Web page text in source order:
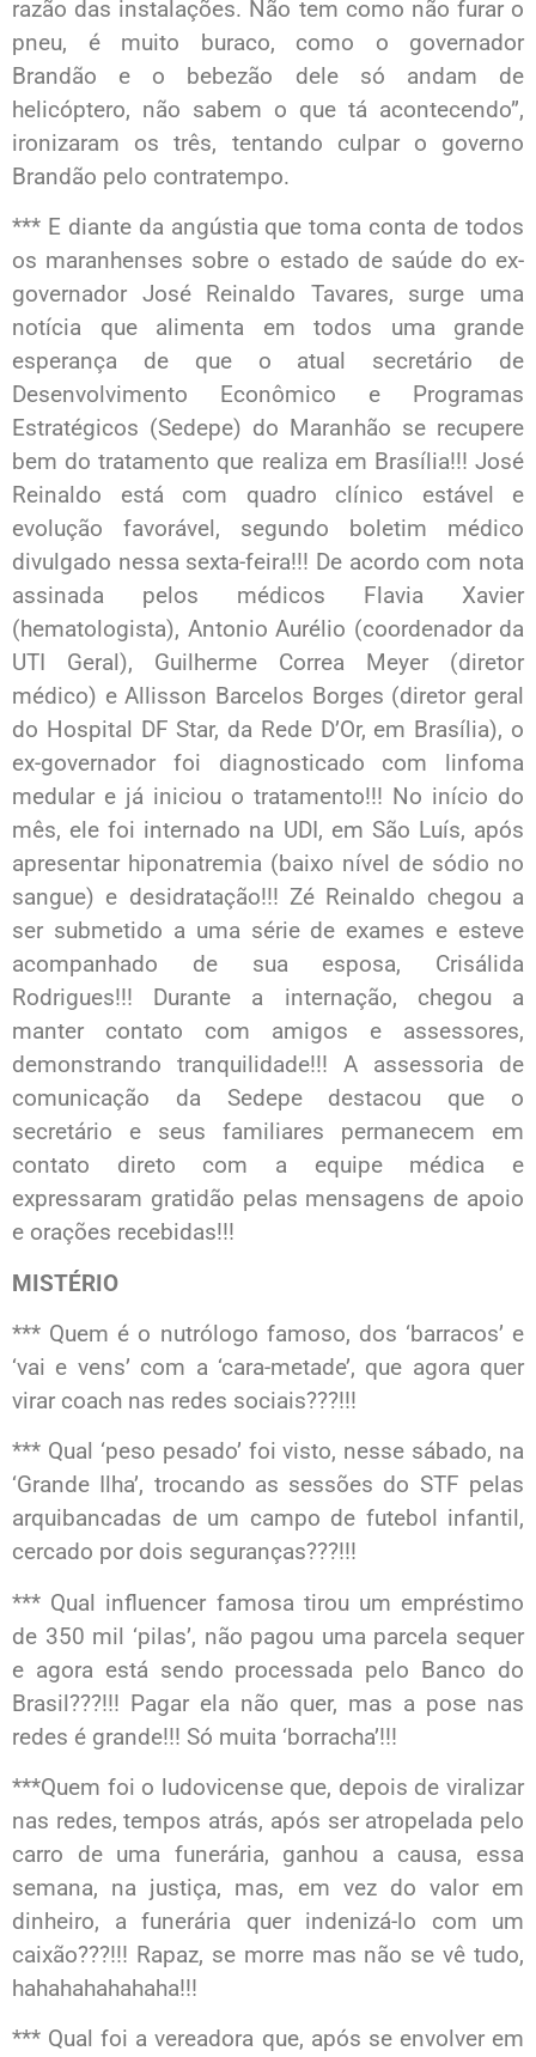
razão das instalações. Não tem como não furar o
pneu, é muito buraco, como o governador
Brandão e o bebezão dele só andam de
helicóptero, não sabem o que tá acontecendo”,
ironizaram os três, tentando culpar o governo
Brandão pelo contratempo.
*** E diante da angústia que toma conta de todos
os maranhenses sobre o estado de saúde do ex-
governador José Reinaldo Tavares, surge uma
notícia que alimenta em todos uma grande
esperança de que o atual secretário de
Desenvolvimento Econômico e Programas
Estratégicos (Sedepe) do Maranhão se recupere
bem do tratamento que realiza em Brasília!!! José
Reinaldo está com quadro clínico estável e
evolução favorável, segundo boletim médico
divulgado nessa sexta-feira!!! De acordo com nota
assinada pelos médicos Flavia Xavier
(hematologista), Antonio Aurélio (coordenador da
UTI Geral), Guilherme Correa Meyer (diretor
médico) e Allisson Barcelos Borges (diretor geral
do Hospital DF Star, da Rede D’Or, em Brasília), o
ex-governador foi diagnosticado com linfoma
medular e já iniciou o tratamento!!! No início do
mês, ele foi internado na UDI, em São Luís, após
apresentar hiponatremia (baixo nível de sódio no
sangue) e desidratação!!! Zé Reinaldo chegou a
ser submetido a uma série de exames e esteve
acompanhado de sua esposa, Crisálida
Rodrigues!!! Durante a internação, chegou a
manter contato com amigos e assessores,
demonstrando tranquilidade!!! A assessoria de
comunicação da Sedepe destacou que o
secretário e seus familiares permanecem em
contato direto com a equipe médica e
expressaram gratidão pelas mensagens de apoio
e orações recebidas!!!
MISTÉRIO
*** Quem é o nutrólogo famoso, dos ‘barracos’ e
‘vai e vens’ com a ‘cara-metade’, que agora quer
virar coach nas redes sociais???!!!
*** Qual ‘peso pesado’ foi visto, nesse sábado, na
‘Grande Ilha’, trocando as sessões do STF pelas
arquibancadas de um campo de futebol infantil,
cercado por dois seguranças???!!!
*** Qual influencer famosa tirou um empréstimo
de 350 mil ‘pilas’, não pagou uma parcela sequer
e agora está sendo processada pelo Banco do
Brasil???!!! Pagar ela não quer, mas a pose nas
redes é grande!!! Só muita ‘borracha’!!!
***Quem foi o ludovicense que, depois de viralizar
nas redes, tempos atrás, após ser atropelada pelo
carro de uma funerária, ganhou a causa, essa
semana, na justiça, mas, em vez do valor em
dinheiro, a funerária quer indenizá-lo com um
caixão???!!! Rapaz, se morre mas não se vê tudo,
hahahahahahaha!!!
*** Qual foi a vereadora que, após se envolver em